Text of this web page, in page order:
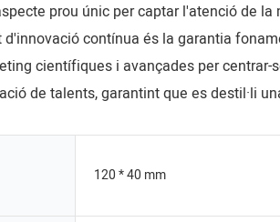
prou únic per captar l'atenció de la
contínua és la garantia
científiques i avançades per centrar-
de talents, garantint que es destil·li
120 * 40 mm